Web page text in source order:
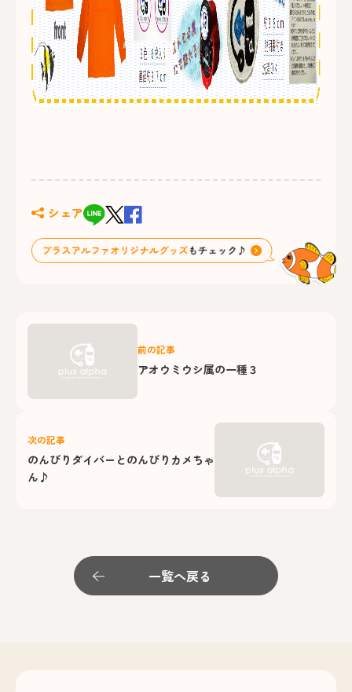
シェア
前の記事
アオウミウシ属の一種３
次の記事
のんびりダイバーとのんびりカメちゃ
ん♪
一覧へ戻る